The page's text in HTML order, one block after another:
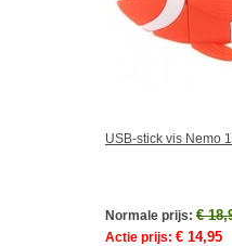
USB-stick vis Nemo
Normale prijs: €
Actie prijs: € 14,95